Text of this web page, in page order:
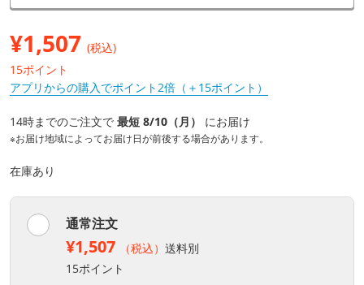
¥1,507 (税込)
15ポイント
アプリからの購入でポイント2倍（＋15ポイント）
14時までのご注文で 最短 8/10（月） にお届け
※お届け地域によってお届け日が前後する場合があります。
在庫あり
通常注文
¥1,507 （税込） 送料別
15ポイント